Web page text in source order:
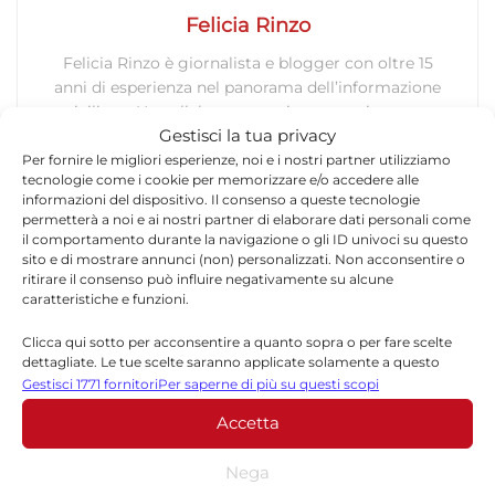
Gestisci la tua privacy
Per fornire le migliori esperienze, noi e i nostri partner utilizziamo
tecnologie come i cookie per memorizzare e/o accedere alle
informazioni del dispositivo. Il consenso a queste tecnologie
permetterà a noi e ai nostri partner di elaborare dati personali come
il comportamento durante la navigazione o gli ID univoci su questo
sito e di mostrare annunci (non) personalizzati. Non acconsentire o
ritirare il consenso può influire negativamente su alcune
caratteristiche e funzioni.
Clicca qui sotto per acconsentire a quanto sopra o per fare scelte
dettagliate. Le tue scelte saranno applicate solamente a questo
sito. È possibile modificare le impostazioni in qualsiasi momento,
compreso il ritiro del consenso, utilizzando i pulsanti della Cookie
Policy o cliccando sul pulsante di gestione del consenso nella parte
inferiore dello schermo.
Gestisci 1771 fornitoriPer saperne di più su questi scopi
Accetta
Nega
Felicia Rinzo
Felicia Rinzo è giornalista e blogger con oltre 15
anni di esperienza nel panorama dell’informazione
siciliana. Ha collaborato con importanti testate
regionali, tra cui Giornale di Sicilia,
igiornalidisicilia.it e Giornale di Siracusa.
Fondatrice di quotidianosiracusa.it nel 2013, dal
gennaio 2014 è Direttore del Quotidiano di
Ragusa. Si occupa principalmente di cronaca
locale, politica siciliana, attualità, Salute e
benessere
Lascia un commento